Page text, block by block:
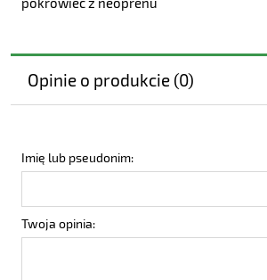
Opinie o produkcie (0)
Imię lub pseudonim:
Twoja opinia: